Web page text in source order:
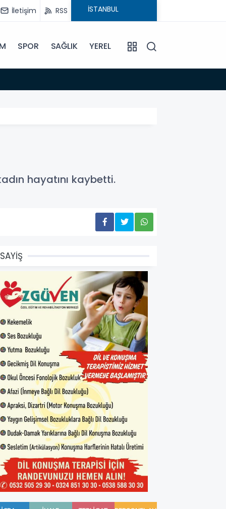
İletişim RSS
SPOR SAĞLIK YEREL
hayatını kaybetti.